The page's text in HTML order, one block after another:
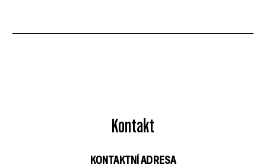
Kontakt
KONTAKTNÍ ADRESA